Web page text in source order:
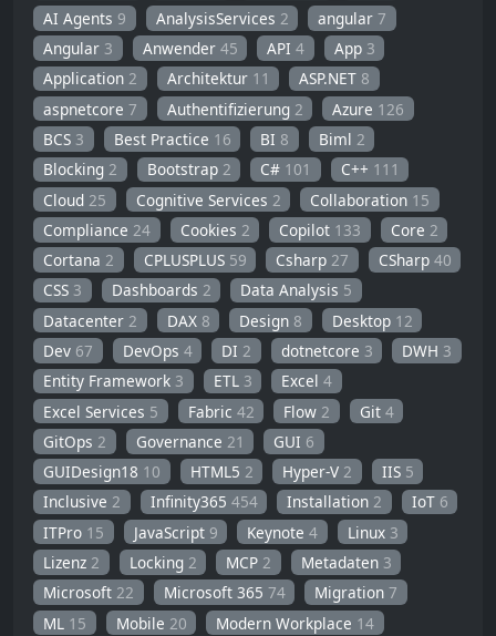
AI Agents 9 AnalysisServices 2 angular7
Angular 3 Anwender 45 API4 App 3
Application2 Architektur 11 ASP.NET 8
aspnetcore7 Authentifizierung 2 Azure 126
BCS 3 Best Practice 16 BI 8 Biml 2
Blocking2 Bootstrap 2 C# 101 C++ 111
Cloud 25 Cognitive Services 2 Collaboration 15
Compliance24 Cookies 2 Copilot 133 Core 2
Cortana2 CPLUSPLUS 59 Csharp27 CSharp 40
CSS 3 Dashboards 2 Data Analysis 5
Datacenter 2 DAX 8 Design 8 Desktop 12
Dev 67 DevOps 4 DI2 dotnetcore 3 DWH 3
Entity Framework 3 ETL 3 Excel4
Excel Services 5 Fabric 42 Flow 2 Git 4
GitOps2 Governance 21 GUI 6
GUIDesign18 10 HTML5 2 Hyper-V2 IIS 5
Inclusive2 Infinity365 454 Installation2 IoT 6
ITPro 15 JavaScript 9 Keynote4 Linux 3
Lizenz2 Locking 2 MCP2 Metadaten 3
Microsoft22 Microsoft 365 74 Migration7
ML 15 Mobile 20 Modern Workplace 14